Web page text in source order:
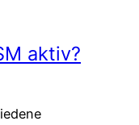
aktiv?